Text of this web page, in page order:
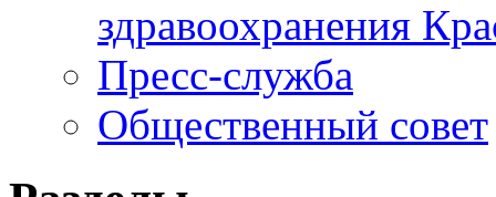
здравоохранения
Пресс-служба
Общественный совет